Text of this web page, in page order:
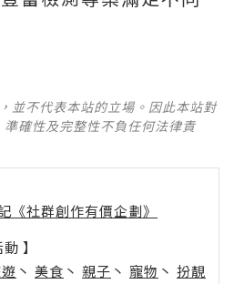
並不代表本站的立場。因此本站對
確性及完整性不負任何法律責
《社群創作有價企劃》
】
丶 美食 丶 親子 丶 寵物 丶 扮靚